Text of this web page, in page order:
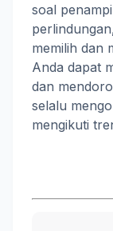
soal
memilih dan
Anda dapat
dan
selalu
mengikuti